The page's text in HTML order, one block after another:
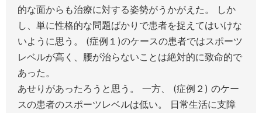
的な面からも治療に対する姿勢がうかがえた。 しか
し、単に性格的な問題ばかりで患者を捉えてはいけな
いように思う。 (症例１)のケースの患者ではスポーツ
レベルが高く、腰が治らないことは絶対的に致命的で
あった。
あせりがあったろうと思う。 一方、 (症例２) のケー
スの患者のスポーツレベルは低い。 日常生活に支障